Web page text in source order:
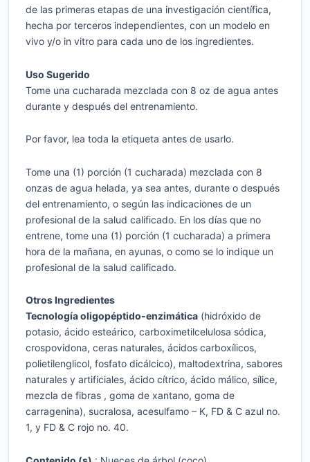
de las primeras etapas de una investigación científica,
hecha por terceros independientes, con un modelo en
vivo y/o in vitro para cada uno de los ingredientes.
Uso Sugerido
Tome una cucharada mezclada con 8 oz de agua antes
durante y después del entrenamiento.
Por favor, lea toda la etiqueta antes de usarlo.
Tome una (1) porción (1 cucharada) mezclada con 8
onzas de agua helada, ya sea antes, durante o después
del entrenamiento, o según las indicaciones de un
profesional de la salud calificado. En los días que no
entrene, tome una (1) porción (1 cucharada) a primera
hora de la mañana, en ayunas, o como se lo indique un
profesional de la salud calificado.
Otros Ingredientes
Tecnología oligopéptido-enzimática (hidróxido de
potasio, ácido esteárico, carboximetilcelulosa sódica,
crospovidona, ceras naturales, ácidos carboxílicos,
polietilenglicol, fosfato dicálcico), maltodextrina, sabores
naturales y artificiales, ácido cítrico, ácido málico, sílice,
mezcla de fibras , goma de xantano, goma de
carragenina), sucralosa, acesulfamo – K, FD & C azul no.
1, y FD & C rojo no. 40.